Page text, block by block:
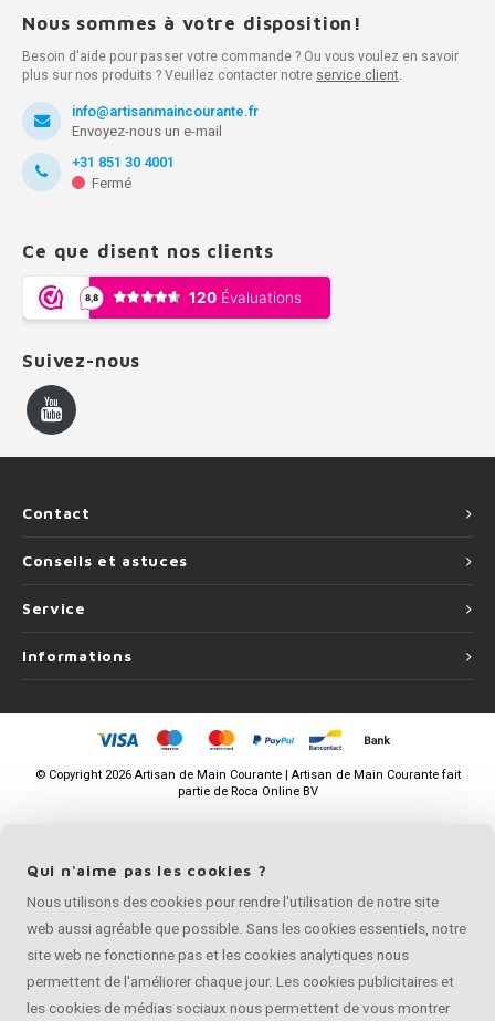
Nous sommes à votre disposition!
Besoin d'aide pour passer votre commande ? Ou vous voulez en savoir
plus sur nos produits ? Veuillez contacter notre service client.
info@artisanmaincourante.fr
Envoyez-nous un e-mail
+31 851 30 4001
Fermé
Ce que disent nos clients
Suivez-nous
Contact
Conseils et astuces
Service
Informations
© Copyright2026 Artisan de Main Courante | Artisan de Main Courante fait
partie deRoca Online BV
Qui n'aime pas les cookies ?
Nous utilisons des cookies pour rendre l'utilisation de notre site
web aussi agréable que possible. Sans les cookies essentiels, notre
site web ne fonctionne pas et les cookies analytiques nous
permettent de l'améliorer chaque jour. Les cookies publicitaires et
les cookies de médias sociaux nous permettent de vous montrer